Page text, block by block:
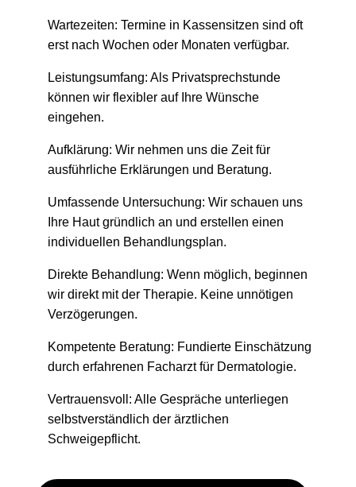
Wartezeiten: Termine in Kassensitzen sind oft
erst nach Wochen oder Monaten verfügbar.
Leistungsumfang: Als Privatsprechstunde
können wir flexibler auf Ihre Wünsche
eingehen.
Aufklärung: Wir nehmen uns die Zeit für
ausführliche Erklärungen und Beratung.
Umfassende Untersuchung: Wir schauen uns
Ihre Haut gründlich an und erstellen einen
individuellen Behandlungsplan.
Direkte Behandlung: Wenn möglich, beginnen
wir direkt mit der Therapie. Keine unnötigen
Verzögerungen.
Kompetente Beratung: Fundierte Einschätzung
durch erfahrenen Facharzt für Dermatologie.
Vertrauensvoll: Alle Gespräche unterliegen
selbstverständlich der ärztlichen
Schweigepflicht.